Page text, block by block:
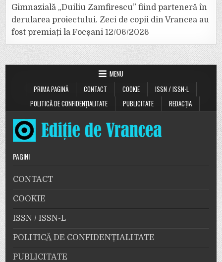
Gimnazială „Duiliu Zamfirescu” fiind parteneră în
derularea proiectului. Zeci de copii din Vrancea au
fost premiați la Focșani 12/06/2026
MENU
PRIMA PAGINĂ
CONTACT COOKIE
ISSN / ISSN-L
POLITICĂ DE CONFIDENȚIALITATE
PUBLICITATE REDACȚIA
PAGINI
CONTACT
COOKIE
ISSN / ISSN-L
POLITICĂ DE CONFIDENȚIALITATE
PUBLICITATE